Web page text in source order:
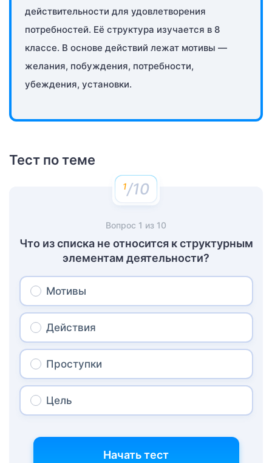
действительности для удовлетворения
потребностей. Её структура изучается в 8
классе. В основе действий лежат мотивы —
желания, побуждения, потребности,
убеждения, установки.
Тест по теме
/10
Вопрос 1 из 10
Что из списка не относится к структурным
элементам деятельности?
Мотивы
Действия
Проступки
Цель
Начать тест